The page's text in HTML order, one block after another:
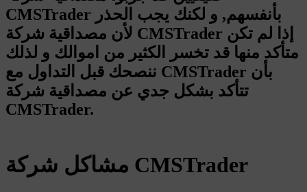
CMSTrader بأنفسهم, و لكنك يجب الحذر
لأن مصداقية شركة CMSTrader إذا لم تكن
متأكد منها قد تخسر الكثير من اموالك و لذلك
ننصحك قبل التداول مع CMSTrader بأن
تتأكد بشكل جدي عن مصداقية شركة
CMSTrader.
مشاكل شركة CMSTrader